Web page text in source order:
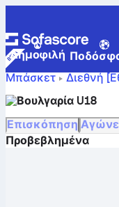
Δημοφιλή
Μπάσκετ
Διεθνή
U18 FIBA
πρόγραμμα και
Βουλγαρία U18
Επισκόπηση
Προβεβλημένα